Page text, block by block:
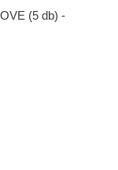
(5 db) -